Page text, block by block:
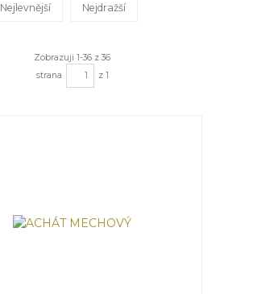
Nejlevnější Nejdražší
Zobrazuji 1-36 z 36
strana
z 1